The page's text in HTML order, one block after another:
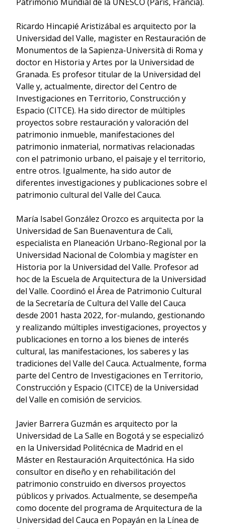
Ricardo Hincapié Aristizábal es arquitecto por la
Universidad del Valle, magister en Restauración de
Monumentos de la Sapienza-Università di Roma y
doctor en Historia y Artes por la Universidad de
Granada. Es profesor titular de la Universidad del
Valle y, actualmente, director del Centro de
Investigaciones en Territorio, Construcción y
Espacio (CITCE). Ha sido director de múltiples
proyectos sobre restauración y valoración del
patrimonio inmueble, manifestaciones del
patrimonio inmaterial, normativas relacionadas
con el patrimonio urbano, el paisaje y el territorio,
entre otros. Igualmente, ha sido autor de
diferentes investigaciones y publicaciones sobre el
patrimonio cultural del Valle del Cauca.
María Isabel González Orozco es arquitecta por la
Universidad de San Buenaventura de Cali,
especialista en Planeación Urbano-Regional por la
Universidad Nacional de Colombia y magíster en
Historia por la Universidad del Valle. Profesor ad
hoc de la Escuela de Arquitectura de la Universidad
del Valle. Coordinó el Área de Patrimonio Cultural
de la Secretaría de Cultura del Valle del Cauca
desde 2001 hasta 2022, for-mulando, gestionando
y realizando múltiples investigaciones, proyectos y
publicaciones en torno a los bienes de interés
cultural, las manifestaciones, los saberes y las
tradiciones del Valle del Cauca. Actualmente, forma
parte del Centro de Investigaciones en Territorio,
Construcción y Espacio (CITCE) de la Universidad
del Valle en comisión de servicios.
Javier Barrera Guzmán es arquitecto por la
Universidad de La Salle en Bogotá y se especializó
en la Universidad Politécnica de Madrid en el
Máster en Restauración Arquitectónica. Ha sido
consultor en diseño y en rehabilitación del
patrimonio construido en diversos proyectos
públicos y privados. Actualmente, se desempeña
como docente del programa de Arquitectura de la
Universidad del Cauca en Popayán en la Línea de